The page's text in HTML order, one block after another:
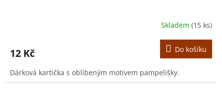
Skladem (15 ks)
12 Kč Do košíku
Dárková kartička s oblíbeným motivem pampelišky.